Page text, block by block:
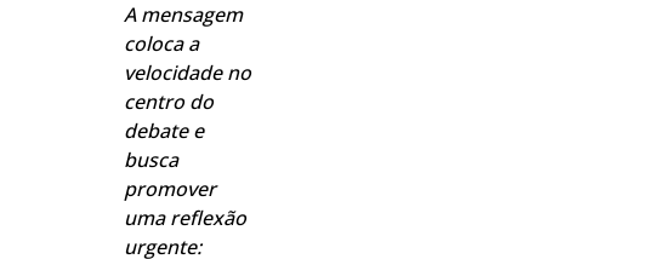
A mensagem
coloca a
velocidade no
centro do
debate e
busca
promover
uma reflexão
urgente: